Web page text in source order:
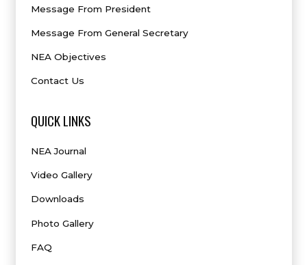
Message From President
Message From General Secretary
NEA Objectives
Contact Us
QUICK LINKS
NEA Journal
Video Gallery
Downloads
Photo Gallery
FAQ